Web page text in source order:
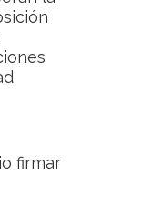
firmar